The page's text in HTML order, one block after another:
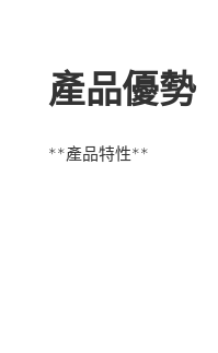
產品優勢
**產品特性**